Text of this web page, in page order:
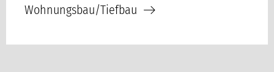
Wohnungsbau/Tiefbau